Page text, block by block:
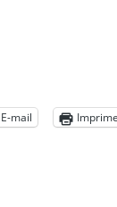
E-mail